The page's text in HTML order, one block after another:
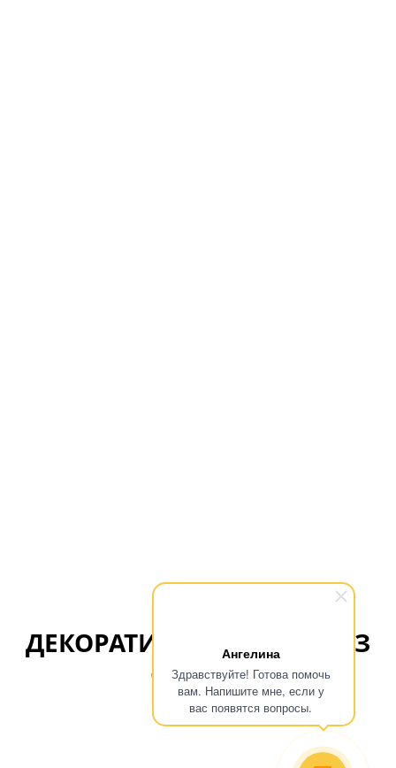
Ангелина
Здравствуйте! Готова помочь
вам. Напишите мне, если у
вас появятся вопросы.
ДЕКОРАТИВНЫЕ РАМКИ ИЗ
СТЕКЛА